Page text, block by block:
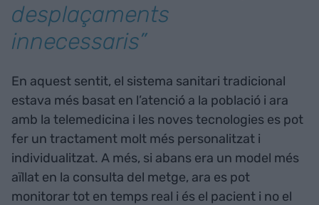
desplaçaments
innecessaris”
En aquest sentit, el sistema sanitari tradicional
estava més basat en l’atenció a la població i ara
amb la telemedicina i les noves tecnologies es pot
fer un tractament molt més personalitzat i
individualitzat. A més, si abans era un model més
aïllat en la consulta del metge, ara es pot
monitorar tot en temps real i és el pacient i no el